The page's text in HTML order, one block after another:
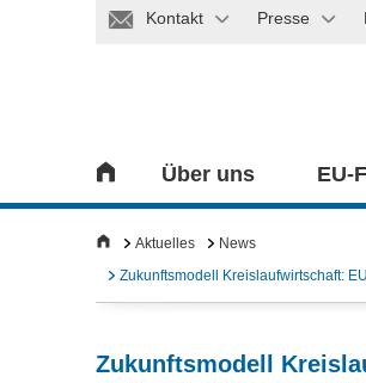
Kontakt Presse
Über uns EU-
Aktuelles
News
Zukunftsmodell Kreislaufwirtschaft:
Zukunftsmodell